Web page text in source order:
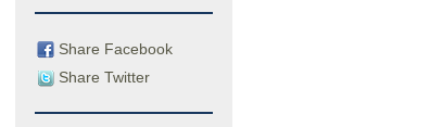
Share Facebook
Share Twitter